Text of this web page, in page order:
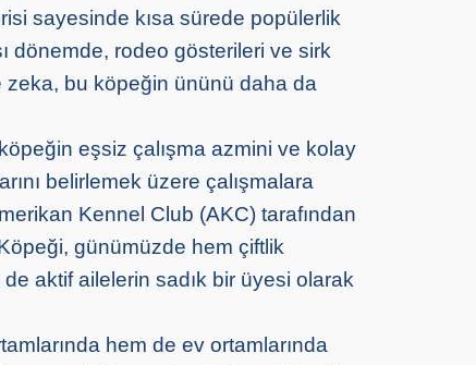
sayesinde kısa sürede popülerlik
dönemde, rodeo gösterileri ve sirk
zeka, bu köpeğin ününü daha da
eşsiz çalışma azmini ve kolay
belirlemek üzere çalışmalara
Kennel Club (AKC) tarafından
günümüzde hem çiftlik
aktif ailelerin sadık bir üyesi olarak
hem de ev ortamlarında